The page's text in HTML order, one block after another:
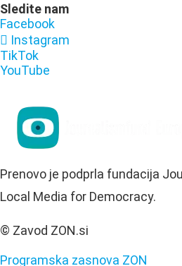
Sledite nam
Facebook
Instagram
TikTok
YouTube
Prenovo je podprla fundacija
Local Media for Democracy.
© Zavod ZON.si
Programska zasnova ZON